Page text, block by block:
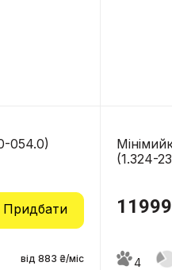
054.0)
Придбати
від 883 ₴/міс
(1.324-
4